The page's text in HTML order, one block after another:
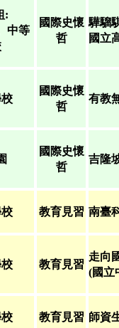
:
中等
國際史懷
哲
驊騮
國立
國際史懷
哲
有教
國際史懷
哲
吉隆
教育見習 南臺
教育見習
走向
(國立
教育見習 師資